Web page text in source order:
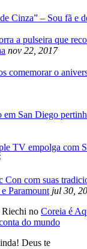
Cinza” – Sou fã e
a pulseira que
nov 22, 2017
comemorar o
em San Diego
TV empolga com
Con com suas
Paramount jul 30,
Riechi no Coreia é
do mundo
Deus te